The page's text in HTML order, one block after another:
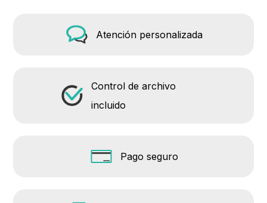
Atención personalizada
Control de archivo
incluido
Pago seguro